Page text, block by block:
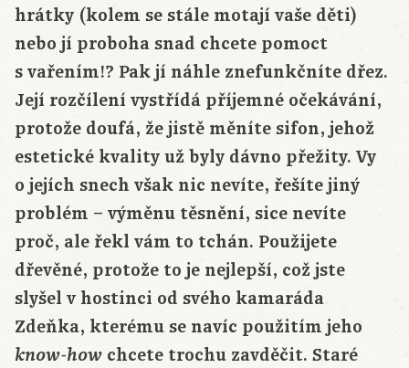
hrátky (kolem se stále motají vaše děti)
nebo jí proboha snad chcete pomoct
s vařením!? Pak jí náhle znefunkčníte dřez.
Její rozčílení vystřídá příjemné očekávání,
protože doufá, že jistě měníte sifon, jehož
estetické kvality už byly dávno přežity. Vy
o jejích snech však nic nevíte, řešíte jiný
problém – výměnu těsnění, sice nevíte
proč, ale řekl vám to tchán. Použijete
dřevěné, protože to je nejlepší, což jste
slyšel v hostinci od svého kamaráda
Zdeňka, kterému se navíc použitím jeho
know-how chcete trochu zavděčit. Staré